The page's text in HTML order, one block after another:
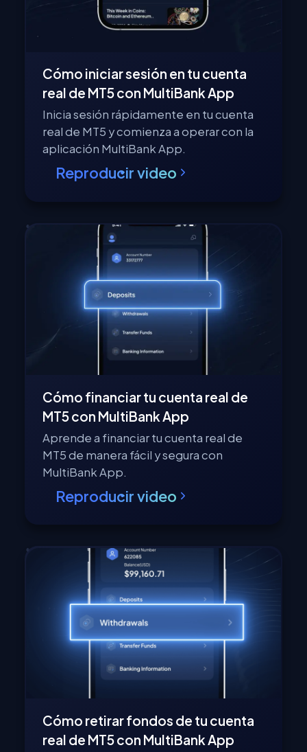
Cómo iniciar sesión en tu cuenta
real de MT5 con MultiBank App
Inicia sesión rápidamente en tu cuenta
real de MT5 y comienza a operar con la
aplicación MultiBank App.
Reproducir video
Cómo financiar tu cuenta real de
MT5 con MultiBank App
Aprende a financiar tu cuenta real de
MT5 de manera fácil y segura con
MultiBank App.
Reproducir video
Cómo retirar fondos de tu cuenta
real de MT5 con MultiBank App